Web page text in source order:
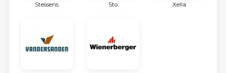
Stessens Sto Xella